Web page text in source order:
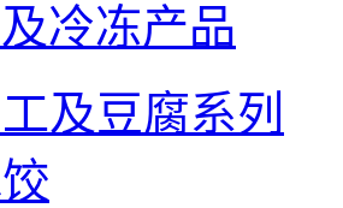
冷冻产品
及豆腐系列